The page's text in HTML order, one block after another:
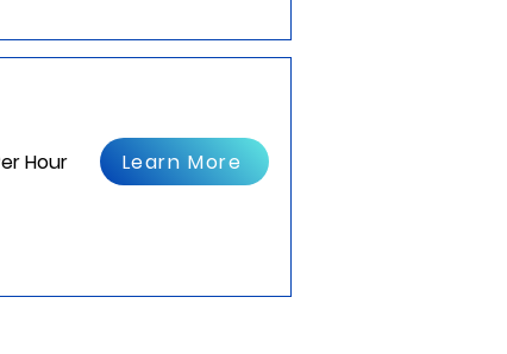
Hour Learn More